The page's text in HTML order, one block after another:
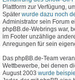
Plattform zur Verfügung,
Später wurde dazu noch
Administrator sein Forum
phpBB.de-Webrings war,
im Footer unzählige
Anregungen für sein
Das phpBB.de-Team
Wettbewerbe, bei denen
August 2003 wurde